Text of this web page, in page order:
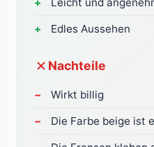
Edles Aussehen
Nachteile
Wirkt billig
Die Farbe beige ist